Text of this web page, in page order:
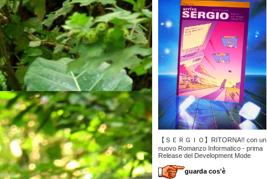
【ＳＥＲＧＩＯ】RITORNA!! con un
nuovo Romanzo Informatico - prima
Release del Development Mode
guarda cos'è